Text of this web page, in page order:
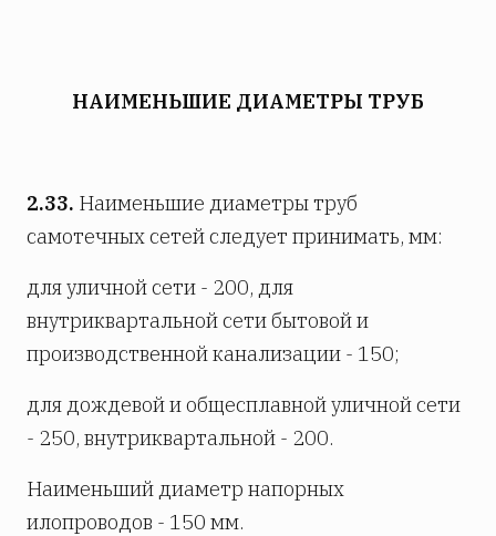
НАИМЕНЬШИЕ ДИАМЕТРЫ ТРУБ
2.33. Наименьшие диаметры труб
самотечных сетей следует принимать, мм:
для уличной сети - 200, для
внутриквартальной сети бытовой и
производственной канализации - 150;
для дождевой и общесплавной уличной сети
- 250, внутриквартальной - 200.
Наименьший диаметр напорных
илопроводов - 150 мм.